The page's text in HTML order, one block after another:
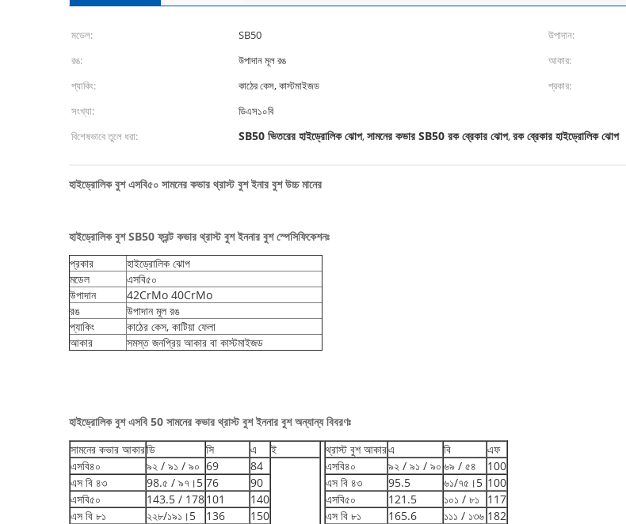
মডেল: SB50 উপাদান:
রঙ:
উপাদান মূল রঙ আকার:
প্যাকিং:
কাঠের কেস, কাস্টমাইজড প্রকার:
সংখ্যা:
ডিএস১০বি
বিশেষভাবে তুলে ধরা:
SB50 ভিতরের হাইড্রোলিক ঝোপ,সামনের কভার SB50 রক ব্রেকার ঝোপ,রক ব্রেকার হাইড্রোলিক ঝোপ
হাইড্রোলিক বুশ এসবি৫০ সামনের কভার থ্রাস্ট বুশ ইনার বুশ উচ্চ মানের
হাইড্রোলিক বুশ SB50 ফ্রন্ট কভার থ্রাস্ট বুশ ইননার বুশ স্পেসিফিকেশনঃ
প্রকার
হাইড্রোলিক ঝোপ
মডেল
এসবি৫০
উপাদান
42CrMo 40CrMo
রঙ
উপাদান মূল রঙ
প্যাকিং
কাঠের কেস, কাটিয়া ফেলা
আকার
সমস্ত জনপ্রিয় আকার বা কাস্টমাইজড
হাইড্রোলিক বুশ এসবি 50 সামনের কভার থ্রাস্ট বুশ ইননার বুশ অন্যান্য বিবরণঃ
সামনের কভার আকারডি সি এ ই থ্রাস্ট বুশ আকারএ বি
এফ
এসবি৪০
৯২ / ৯১ / ৯০ 69 84 এসবি৪০ ৯২ / ৯১ / ৯০ ৬৯ / ৫৪
100
এস বি ৪৩
98.৫ / ৯৭।5 76 90 এস বি ৪৩ 95.5 ৬১/৭৫।5 100
এসবি৫০
143.5 / 178101 140 এসবি৫০ 121.5 ১০১ / ৮১
117
এস বি ৮১
২২৮/১৯১।5 136 150 এস বি ৮১ 165.6 ১১১ / ১৩৬ 182